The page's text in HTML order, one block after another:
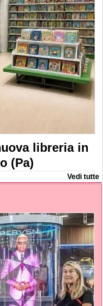
libreria in
(Pa)
Vedi tutte